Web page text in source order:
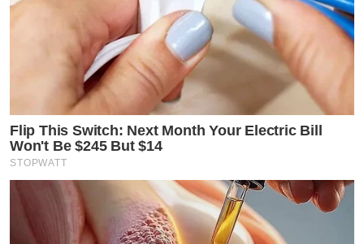
Flip This Switch: Next Month Your Electric Bill
Won't Be $245 But $14
STOPWATT